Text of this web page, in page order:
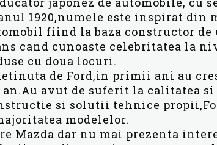
1920,numele este inspirat
fiind la baza constructor
cand cunoaste celebritatea la
cu doua locuri.
de Ford,in primii ani au
an.Au avut de suferit la calitatea
si solutii tehnice
modelelor.
Mazda dar nu mai prezenta